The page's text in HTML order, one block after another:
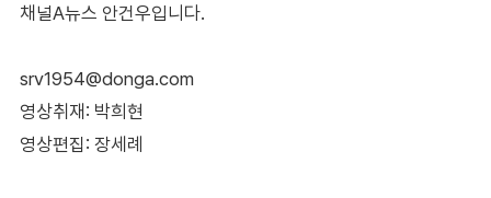
채널A뉴스 안건우입니다.
srv1954@donga.com
영상취재: 박희현
영상편집: 장세례